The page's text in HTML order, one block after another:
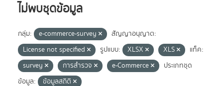
ไม่พบชุดข้อมูล
กลุ่ม: e-commerce-survey
สัญญาอนุญาต:
License not specified
รูปแบบ: XLSX XLS
แท็ค:
survey
การสำรวจ e-Commerce
ประเภทชุด
ข้อมูล:
ข้อมูลสถิติ